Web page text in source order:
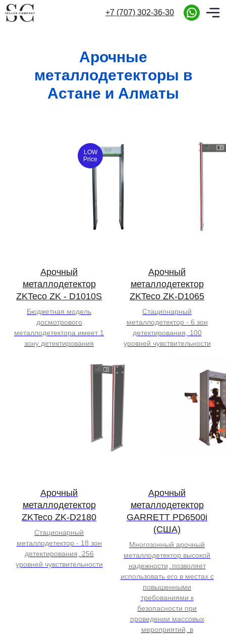
+7 (707) 302-36-30
+7 (707) 302-36-30
Арочные
металлодетекторы в
Астане и Алматы
LOW
Price
Арочный
металлодетектор
ZKTeco ZK - D1010S
Бюджетная модель
досмотрового
металлодетектора имеет 1
зону детектирования
Арочный
металлодетектор
ZKTeco ZK-D1065
Стационарный
металлодетектор - 6 зон
детектирования, 100
уровней чувствительности
Арочный
металлодетектор
ZKTeco ZK-D2180
Стационарный
металлодетектор - 18 зон
детектирования, 256
уровней чувствительности
Арочный
металлодетектор
GARRETT PD6500i
(США)
Многозонный арочный
металлодетектор высокой
надежности, позволяет
использовать его в местах с
повышенными
требованиями к
безопасности при
проведении массовых
мероприятий, в